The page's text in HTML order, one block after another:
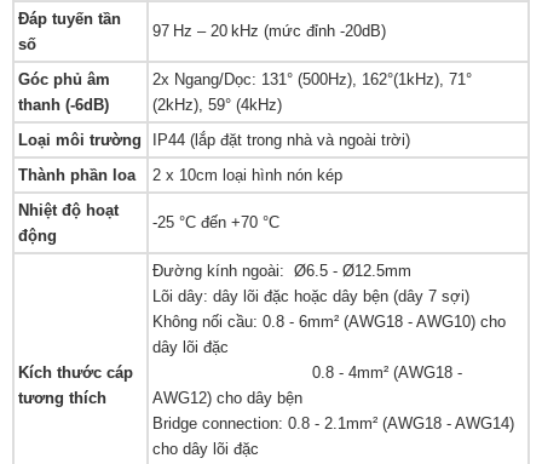
Đáp tuyến tần
số
97 Hz – 20 kHz (mức đỉnh -20dB)
Góc phủ âm
thanh (-6dB)
2x Ngang/Dọc: 131° (500Hz), 162°(1kHz), 71°
(2kHz), 59° (4kHz)
Loại môi trường
IP44 (lắp đặt trong nhà và ngoài trời)
Thành phần loa
2 x 10cm loại hình nón kép
Nhiệt độ hoạt
động
-25 °C đến +70 °C
Kích thước cáp
tương thích
Đường kính ngoài: Ø6.5 - Ø12.5mm
Lõi dây: dây lõi đặc hoặc dây bện (dây 7 sợi)
Không nối cầu: 0.8 - 6mm² (AWG18 - AWG10) cho
dây lõi đặc
0.8 - 4mm² (AWG18 -
AWG12) cho dây bện
Bridge connection: 0.8 - 2.1mm² (AWG18 - AWG14)
cho dây lõi đặc